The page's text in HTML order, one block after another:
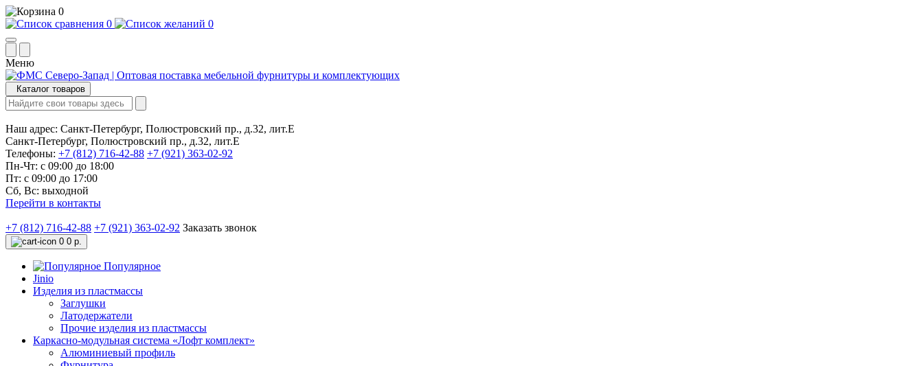
0
0
0
Меню
Каталог товаров
Наш адрес: Санкт-Петербург, Полюстровский пр., д.32, лит.Е
Санкт-Петербург, Полюстровский пр., д.32, лит.Е
Телефоны: +7 (812) 716-42-88 +7 (921) 363-02-92
Пн-Чт: с 09:00 до 18:00
Пт: с 09:00 до 17:00
Сб, Вс: выходной
Перейти в контакты
+7 (812) 716-42-88 +7 (921) 363-02-92 Заказать звонок
0 0 р.
Популярное
Jinio
Изделия из пластмассы
Заглушки
Латодержатели
Прочие изделия из пластмассы
Каркасно-модульная система «Лофт комплект»
Алюминиевый профиль